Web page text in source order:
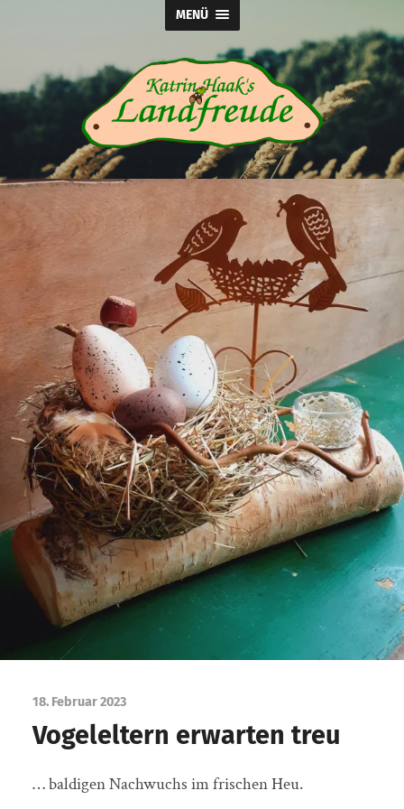
MENÜ
Katrin
Haak's
18. Februar 2023
Vogeleltern erwarten treu
… baldigen Nachwuchs im frischen Heu.